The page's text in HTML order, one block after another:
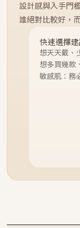
設計感與入手門
誰絕對比較好，
快速選擇
想天天戴、
想多買幾款
敏感肌：務